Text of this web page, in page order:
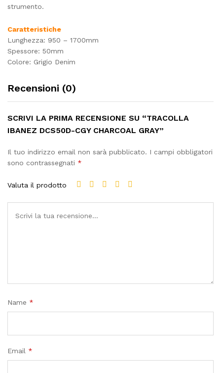
strumento.
Caratteristiche
Lunghezza: 950 – 1700mm
Spessore: 50mm
Colore: Grigio Denim
Recensioni (0)
SCRIVI LA PRIMA RECENSIONE SU “TRACOLLA
IBANEZ DCS50D-CGY CHARCOAL GRAY”
Il tuo indirizzo email non sarà pubblicato. I campi obbligatori
sono contrassegnati *
Valuta il prodotto
Name *
Email *